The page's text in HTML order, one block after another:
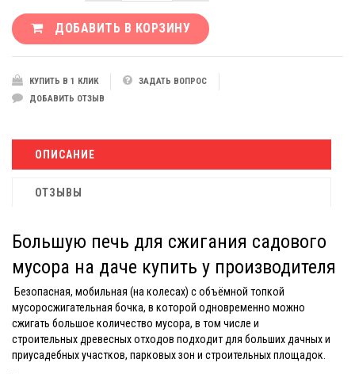
ДОБАВИТЬ В КОРЗИНУ
КУПИТЬ В 1 КЛИК
ЗАДАТЬ ВОПРОС
ДОБАВИТЬ ОТЗЫВ
ОПИСАНИЕ
ОТЗЫВЫ
Большую печь для сжигания садового
мусора на даче купить у производителя
Безопасная, мобильная (на колесах) с объёмной топкой
мусоросжигательная бочка, в которой одновременно можно
сжигать большое количество мусора, в том числе и
строительных древесных отходов подходит для больших дачных и
приусадебных участков, парковых зон и строительных площадок.